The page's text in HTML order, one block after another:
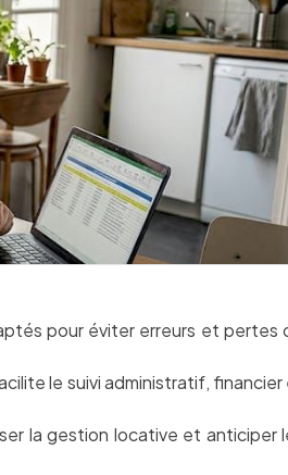
pour éviter erreurs et pertes
le suivi administratif, financier
la gestion locative et anticiper